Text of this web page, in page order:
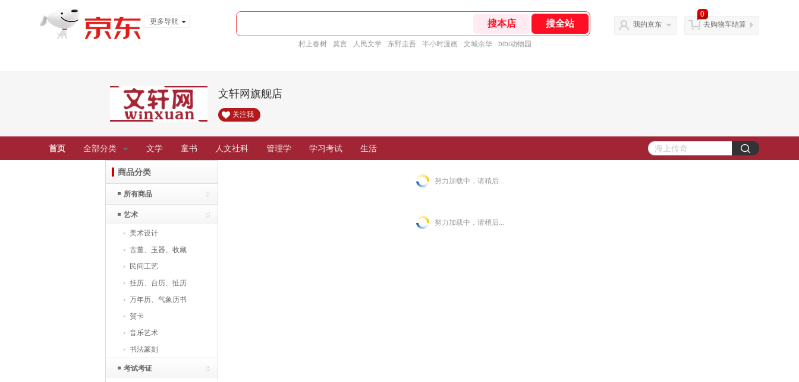
更多导航
村上春树 莫言 人民文学 东野圭吾 半小时漫画 文城余华 bibi动物园
我的京东
0
去购物车结算
文轩网旗舰店
关注我
首页 全部分类 文学 童书 人文社科 管理学 学习考试 生活
商品分类
所有商品
艺术
美术设计
古董、玉器、收藏
民间工艺
挂历、台历、扯历
万年历、气象历书
贺卡
音乐艺术
书法篆刻
考试考证
努力加载中，请稍后...
努力加载中，请稍后...